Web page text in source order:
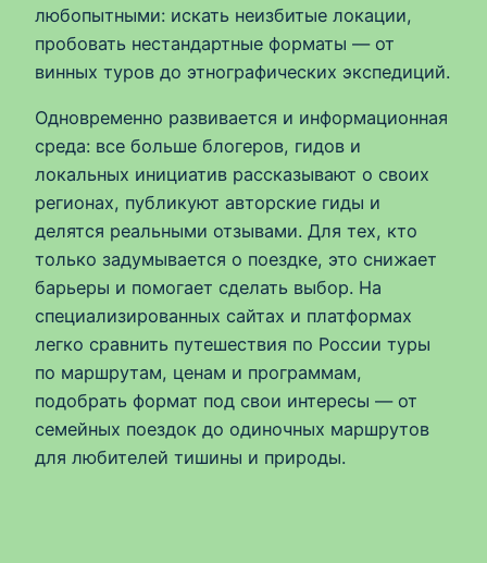
любопытными: искать неизбитые локации,
пробовать нестандартные форматы — от
винных туров до этнографических экспедиций.
Одновременно развивается и информационная
среда: все больше блогеров, гидов и
локальных инициатив рассказывают о своих
регионах, публикуют авторские гиды и
делятся реальными отзывами. Для тех, кто
только задумывается о поездке, это снижает
барьеры и помогает сделать выбор. На
специализированных сайтах и платформах
легко сравнить путешествия по России туры
по маршрутам, ценам и программам,
подобрать формат под свои интересы — от
семейных поездок до одиночных маршрутов
для любителей тишины и природы.